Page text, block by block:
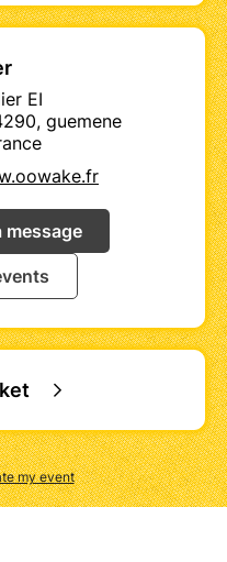
EI
guemene
message
my event